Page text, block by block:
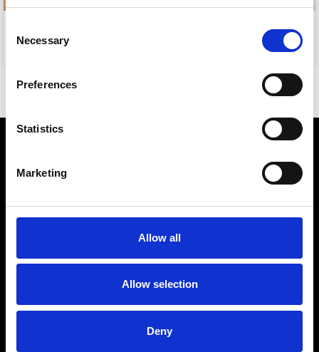
Selection
Necessary
Preferences
Statistics
Marketing
Allow all
Allow selection
Deny
Αριστοτέλους 22, 54623, Θεσσαλονίκη